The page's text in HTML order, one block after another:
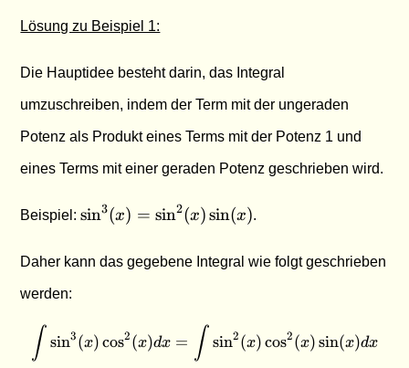
Lösung zu Beispiel 1:
Die Hauptidee besteht darin, das Integral
umzuschreiben, indem der Term mit der ungeraden
Potenz als Produkt eines Terms mit der Potenz 1 und
eines Terms mit einer geraden Potenz geschrieben wird.
Beispiel:\sin^3(x)
\sin^2(x)
\sin(x)
sin3(x) = sin2(x)sin(x).
Daher kann das gegebene Integral wie folgt geschrieben
werden:
\int \sin^3(x) \cos^2(x)
∫ sin3(x)cos2(x)dx = ∫ sin2(x)cos2(x)sin(x)dx